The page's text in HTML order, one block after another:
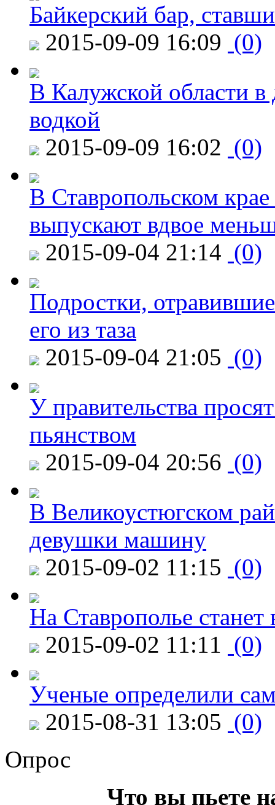
Байкерский бар,
2015-09-09 16:09 (0)
В Калужской области в
водкой
2015-09-09 16:02 (0)
В Ставропольском
выпускают вдвое
2015-09-04 21:14 (0)
Подростки,
его из таза
2015-09-04 21:05 (0)
У правительства
пьянством
2015-09-04 20:56 (0)
В Великоустюгском
девушки машину
2015-09-02 11:15 (0)
На Ставрополье
2015-09-02 11:11 (0)
Ученые определили
2015-08-31 13:05 (0)
Опрос
Что вы пьете